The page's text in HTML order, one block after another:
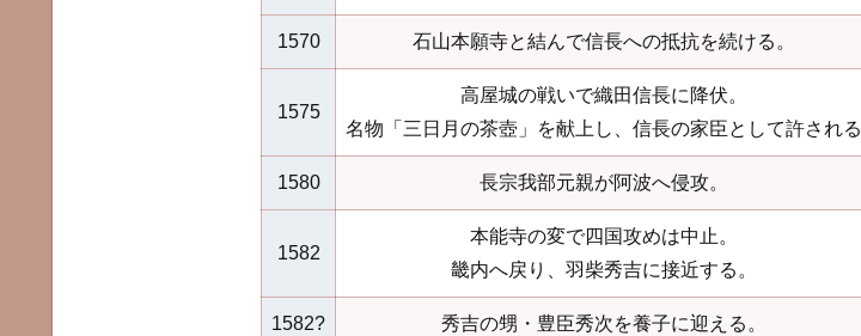
1570 石山本願寺と結んで信長への抵抗を続ける。
1575
高屋城の戦いで織田信長に降伏。
名物「三日月の茶壺」を献上し、信長の家臣として許される
1580 長宗我部元親が阿波へ侵攻。
1582
本能寺の変で四国攻めは中止。
畿内へ戻り、羽柴秀吉に接近する。
1582? 秀吉の甥・豊臣秀次を養子に迎える。